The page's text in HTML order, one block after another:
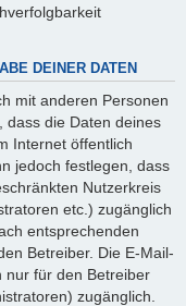
DEINER DATEN
mit anderen Personen
dass die Daten deines
Internet öffentlich
jedoch festlegen, dass
Nutzerkreis
etc.) zugänglich
entsprechenden
Betreiber. Die E-Mail-
nur für den Betreiber
zugänglich.